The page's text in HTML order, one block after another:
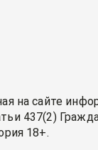
на сайте
437(2)
18+.